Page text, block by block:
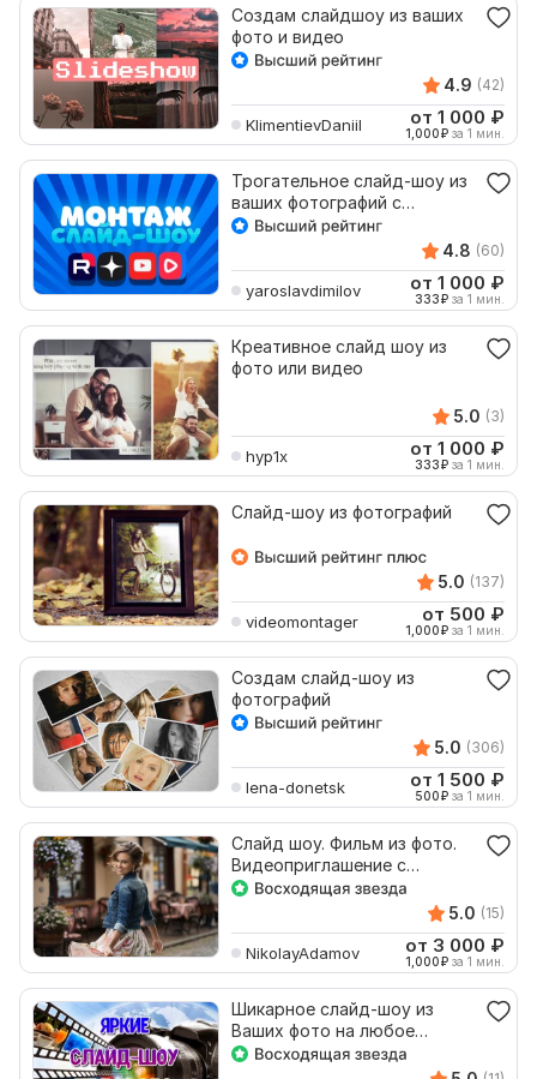
Создам слайдшоу из ваших
фото и видео
4.9 (42)
KlimentievDaniil от 1 000 ₽
1,000₽ за 1 мин.
Трогательное слайд-шоу из
ваших фотографий с
профессиональным
4.8 (60)
yaroslavdimilov от 1 000 ₽
333₽ за 1 мин.
Креативное слайд шоу из
фото или видео
5.0 (3)
hyp1x от 1 000 ₽
333₽ за 1 мин.
Слайд-шоу из фотографий
5.0 (137)
videomontager от 500 ₽
1,000₽ за 1 мин.
Создам слайд-шоу из
фотографий
5.0 (306)
lena-donetsk от 1 500 ₽
500₽ за 1 мин.
Слайд шоу. Фильм из фото.
Видеоприглашение с
креативным подходом
5.0 (15)
NikolayAdamov от 3 000 ₽
1,000₽ за 1 мин.
Шикарное слайд-шоу из
Ваших фото на любое
мероприятие